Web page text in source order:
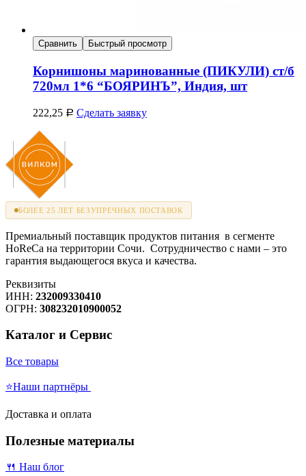
Сравнить Быстрый просмотр
Корнишоны маринованные (ПИКУЛИ) ст/б
720мл 1*6 “БОЯРИНЪ”, Индия, шт
222,25 Р Сделать заявку
БОЛЕЕ 25 ЛЕТ БЕЗУПРЕЧНЫХ ПОСТАВОК
Премиальный поставщик продуктов питания в сегменте
HoReCa на территории Сочи. Сотрудничество с нами – это
гарантия выдающегося вкуса и качества.
Реквизиты
ИНН: 232009330410
ОГРН: 308232010900052
Каталог и Сервис
Все товары
⭐Наши партнёры
Доставка и оплата
Полезные материалы
🍴 Наш блог